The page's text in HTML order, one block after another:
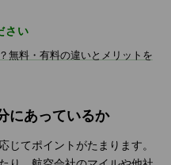
さい
無料・有料の違いとメリットを
にあっているか
じてポイントがたまります。